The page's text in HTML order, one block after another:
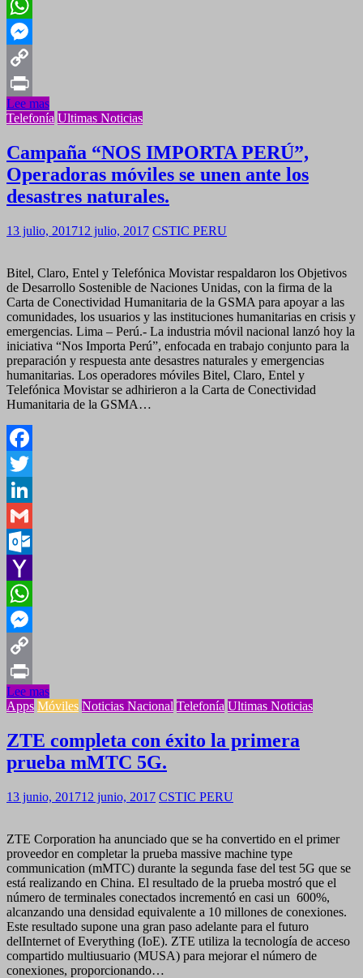
Yahoo
Mail
WhatsApp
Messenger
Copy
Link
Print
Lee mas
Telefonía Ultimas Noticias
Campaña “NOS IMPORTA PERÚ”,
Operadoras móviles se unen ante los
desastres naturales.
13 julio, 201712 julio, 2017 CSTIC PERU
Bitel, Claro, Entel y Telefónica Movistar respaldaron los Objetivos
de Desarrollo Sostenible de Naciones Unidas, con la firma de la
Carta de Conectividad Humanitaria de la GSMA para apoyar a las
comunidades, los usuarios y las instituciones humanitarias en crisis y
emergencias. Lima – Perú.- La industria móvil nacional lanzó hoy la
iniciativa “Nos Importa Perú”, enfocada en trabajo conjunto para la
preparación y respuesta ante desastres naturales y emergencias
humanitarias. Los operadores móviles Bitel, Claro, Entel y
Telefónica Movistar se adhirieron a la Carta de Conectividad
Humanitaria de la GSMA…
Facebook
Twitter
LinkedIn
Gmail
Outlook.com
Yahoo
Mail
WhatsApp
Messenger
Copy
Link
Print
Lee mas
Apps Móviles Noticias Nacional Telefonía Ultimas Noticias
ZTE completa con éxito la primera
prueba mMTC 5G.
13 junio, 201712 junio, 2017 CSTIC PERU
ZTE Corporation ha anunciado que se ha convertido en el primer
proveedor en completar la prueba massive machine type
communication (mMTC) durante la segunda fase del test 5G que se
está realizando en China. El resultado de la prueba mostró que el
número de terminales conectados incrementó en casi un 600%,
alcanzando una densidad equivalente a 10 millones de conexiones.
Este resultado supone una gran paso adelante para el futuro
delInternet of Everything (IoE). ZTE utiliza la tecnología de acceso
compartido multiusuario (MUSA) para mejorar el número de
conexiones, proporcionando…